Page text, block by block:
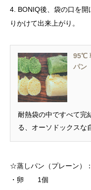
4. BONIQ後、袋の口を
りかけて出来上がり。
95℃
パン
耐熱袋の中ですべて完
る、オーソドックスな
☆蒸しパン（プレーン）
・卵 1個